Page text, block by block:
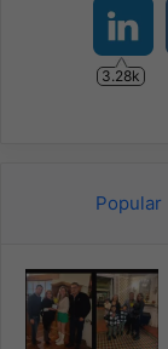
3.28k
Popular